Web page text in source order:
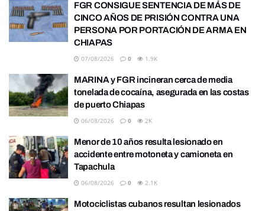
FGR CONSIGUE SENTENCIA DE MÁS DE
CINCO AÑOS DE PRISIÓN CONTRA UNA
PERSONA POR PORTACIÓN DE ARMA EN
CHIAPAS
07/08/2026 0 1.9K
MARINA y FGR incineran cerca de media
tonelada de cocaína, asegurada en las costas
de puerto Chiapas
06/08/2026 0 2K
Menor de 10 años resulta lesionado en
accidente entre motoneta y camioneta en
Tapachula
06/08/2026 0 2.1K
Motociclistas cubanos resultan lesionados